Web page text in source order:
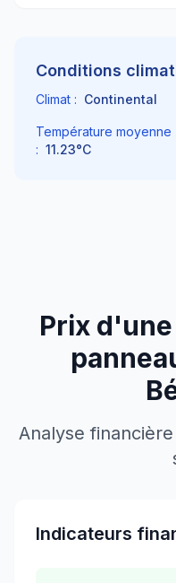
Conditions
Climat : Continental
Température moyenne
: 11.23°C
Prix
Analyse
Indicateurs